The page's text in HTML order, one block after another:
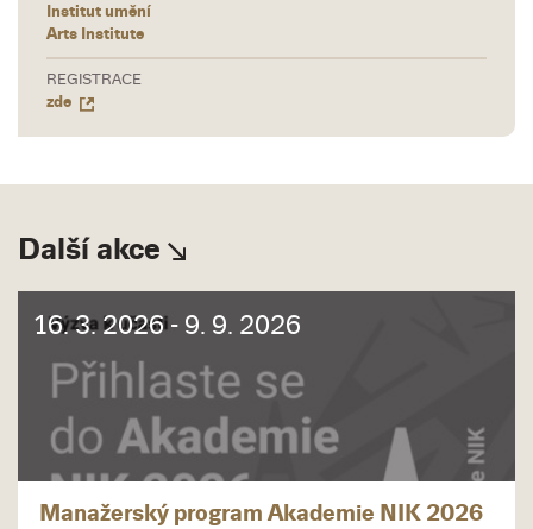
Institut umění
Arts Institute
REGISTRACE
zde
Další akce
16. 3. 2026 - 9. 9. 2026
Manažerský program Akademie NIK 2026